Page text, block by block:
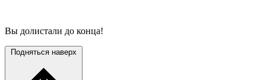
Вы долистали до конца!